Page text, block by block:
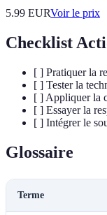
5.99 EURVoir le prix
Checklist
[ ] Pratiquer la
[ ] Tester la
[ ] Appliquer la
[ ] Essayer la
[ ] Intégrer le
Glossaire
Terme